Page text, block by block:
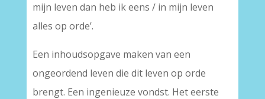
mijn leven dan heb ik eens / in mijn leven
alles op orde’.
Een inhoudsopgave maken van een
ongeordend leven die dit leven op orde
brengt. Een ingenieuze vondst. Het eerste